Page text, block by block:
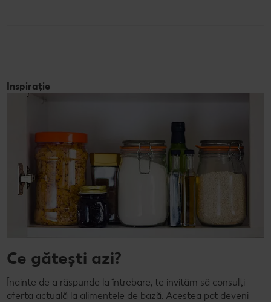
Inspirație
Ce gătești azi?
Înainte de a răspunde la întrebare, te invităm să consulți
oferta actuală la alimentele de bază. Acestea pot deveni